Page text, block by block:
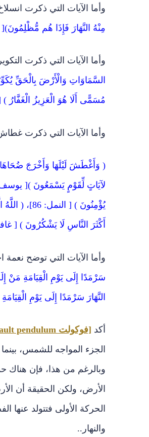
وأما الآيات التي ذكرت
مِنْهُ النَّهَارَ فَإِذَا هُم مُّظْلِمُونَ)[
وأما الآيات التي ذكرت
السَّمَاوَاتِ وَالْأَرْضَ بِالْحَقِّ
مُسَمًّى أَلَا هُوَ الْعَزِيزُ الْغَفَّارُ )
وأما الآيات التي ذكرت
يُؤْمِنُونَ ) [
أَكْثَرَ النَّاسِ لَا يَشْكُرُونَ ) [
وأما الآيات التي توضح نعمة
النَّهَارَ سَرْمَدًا إِلَى يَوْمِ
أكد [فوكولت Foucault pendulum]
الجزء المواجه للشمس،
وبالرغم من هذا، فإن
الأرض، ولكن الحقيقة أن
الحركة الأولى فتتولد عنها
والنهار..